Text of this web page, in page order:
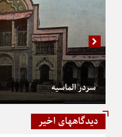
سردر الماسیه
دیدگاههای اخیر